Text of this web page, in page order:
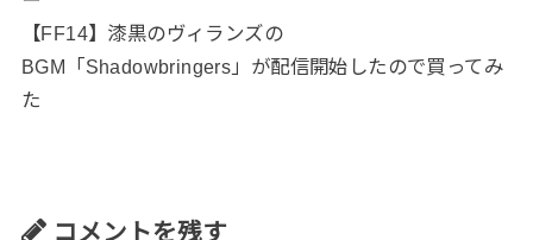
【FF14】漆黒のヴィランズの
BGM「Shadowbringers」が配信開始したので買ってみ
た
コメントを残す